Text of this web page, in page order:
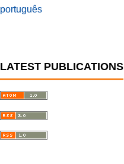
português
LATEST PUBLICATIONS